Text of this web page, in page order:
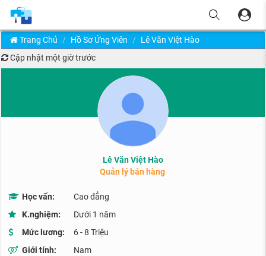
Trang Chủ Hồ Sơ Ứng Viên
Lê Văn Việt Hào
Cập nhật một giờ trước
Lê Văn Việt Hào
Quản lý bán hàng
Học vấn:
Cao đẳng
K.nghiệm:
Dưới 1 năm
Mức lương:
6 - 8 Triệu
Giới tính:
Nam